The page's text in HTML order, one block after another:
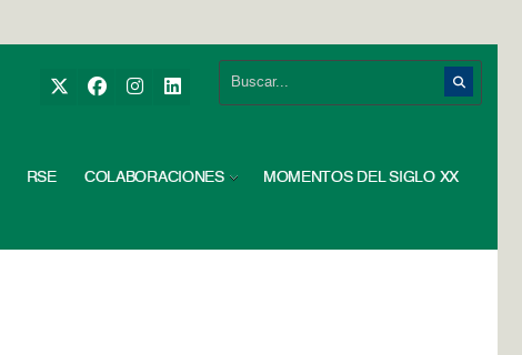
RSE COLABORACIONES MOMENTOS DEL SIGLO XX